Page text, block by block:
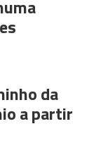
da
a partir